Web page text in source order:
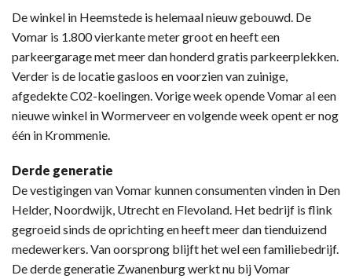
De winkel in Heemstede is helemaal nieuw gebouwd. De
Vomar is 1.800 vierkante meter groot en heeft een
parkeergarage met meer dan honderd gratis parkeerplekken.
Verder is de locatie gasloos en voorzien van zuinige,
afgedekte C02-koelingen. Vorige week opende Vomar al een
nieuwe winkel in Wormerveer en volgende week opent er nog
één in Krommenie.
Derde generatie
De vestigingen van Vomar kunnen consumenten vinden in Den
Helder, Noordwijk, Utrecht en Flevoland. Het bedrijf is flink
gegroeid sinds de oprichting en heeft meer dan tienduizend
medewerkers. Van oorsprong blijft het wel een familiebedrijf.
De derde generatie Zwanenburg werkt nu bij Vomar